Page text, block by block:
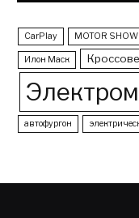
CarPlay MOTOR SHOW
Илон Маск
автофургон